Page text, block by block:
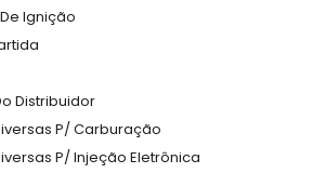
Ignição
Distribuidor
P/ Carburação
P/ Injeção Eletrônica